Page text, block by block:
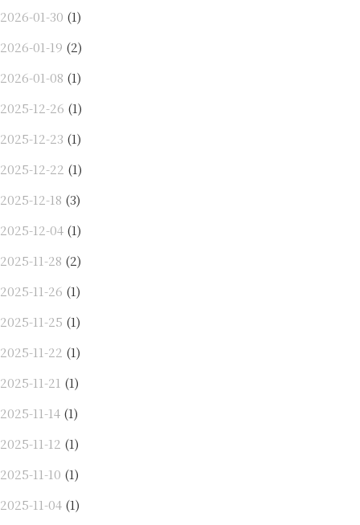
2026-01-30 (1)
2026-01-19 (2)
2026-01-08 (1)
2025-12-26 (1)
2025-12-23 (1)
2025-12-22 (1)
2025-12-18 (3)
2025-12-04 (1)
2025-11-28 (2)
2025-11-26 (1)
2025-11-25 (1)
2025-11-22 (1)
2025-11-21 (1)
2025-11-14 (1)
2025-11-12 (1)
2025-11-10 (1)
2025-11-04 (1)